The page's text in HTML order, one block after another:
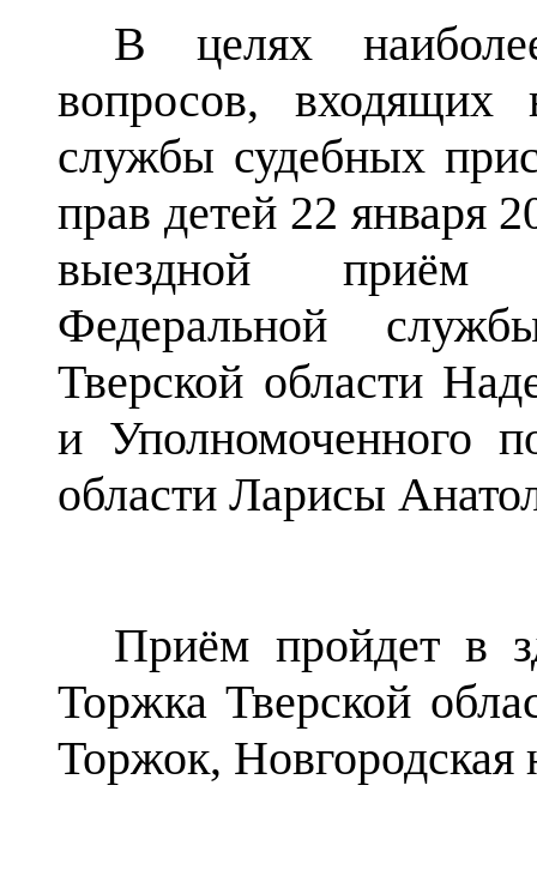
В целях
вопросов, входящих
службы судебных
прав детей 22 января
выездной приём
Федеральной
Тверской области
и Уполномоченного
области Ларисы
Приём пройдет в
Торжка Тверской
Торжок, Новгородская